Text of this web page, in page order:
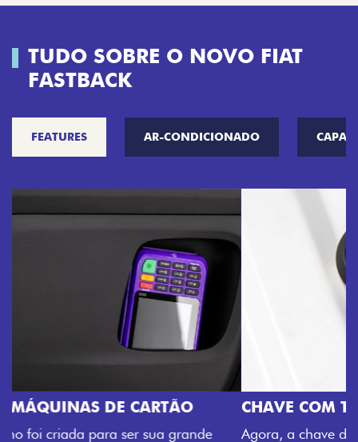
TUDO SOBRE O NOVO FIAT
FASTBACK
FEATURES AR-CONDICIONADO
CHAVE COM TELECOMANDO
Agora, a chave da sua nova Fiorino pode abrir o